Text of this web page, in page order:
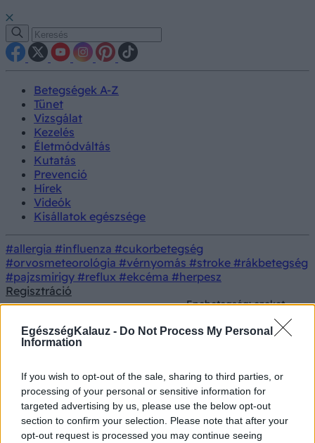
EgészségKalauz - Do Not Process My Personal
Information
If you wish to opt-out of the sale, sharing to third parties, or
processing of your personal or sensitive information for
targeted advertising by us, please use the below opt-out
section to confirm your selection. Please note that after your
opt-out request is processed you may continue seeing
Betegségek A-Z
Tünet
Vizsgálat
Kezelés
Életmódváltás
Kutatás
Prevenció
Hírek
Videók
Kisállatok egészsége
#allergia #influenza #cukorbetegség
#orvosmeteorológia #vérnyomás #stroke #rákbetegség
#pajzsmirigy #reflux #ekcéma #herpesz
Regisztráció
Epebetegség: ezeket
az ételeket jobb, ha
elkerüli
jobb, ha elkerüli